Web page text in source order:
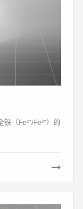
（Fe²⁺/Fe³⁺）的